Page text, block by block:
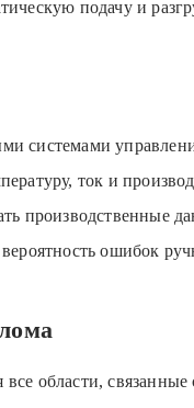
подачу и
системами
ток и
производственные
ошибок
области,